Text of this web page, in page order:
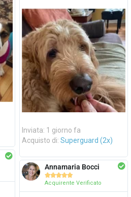
Inviata: 1 giorno fa
Acquisto di: Superguard (2x)
Annamaria Bocci

Acquirente Verificato